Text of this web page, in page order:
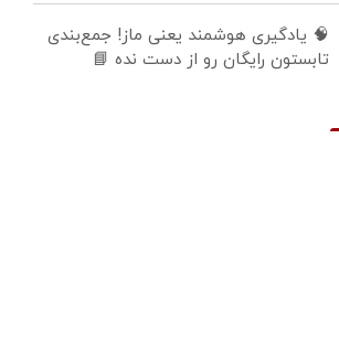
🧠 یادگیری هوشمند یعنی ماز! جمع‌بندی
تابستون رایگان رو از دست نده 📘